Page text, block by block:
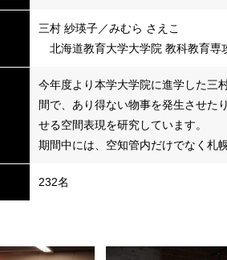
三村 紗瑛子／みむら さえこ
北海道教育大学大学院 教科教育
今年度より本学大学院に進学した三
間で、あり得ない物事を発生させた
せる空間表現を研究しています。
期間中には、空知管内だけでなく札
232名